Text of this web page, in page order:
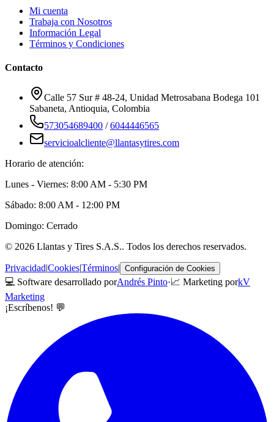
Mi cuenta
Trabaja con Nosotros
Información Legal
Términos y Condiciones
Contacto
Calle 57 Sur # 48-24, Unidad Metrosabana Bodega 101
Sabaneta, Antioquia, Colombia
573054689400 /6044446565
servicioalcliente@llantasytires.com
Horario de atención:
Lunes - Viernes: 8:00 AM - 5:30 PM
Sábado: 8:00 AM - 12:00 PM
Domingo: Cerrado
© 2026 Llantas y Tires S.A.S.. Todos los derechos reservados.
Privacidad|Cookies|Términos| Configuración de Cookies
💻 Software desarrollado porAndrés Pinto·📈 Marketing porkV
Marketing
¡Escríbenos! 💬